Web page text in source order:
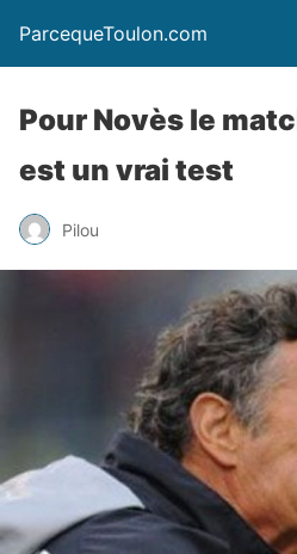
ParcequeToulon.com
Pour Novès le
est un vrai test
Pilou